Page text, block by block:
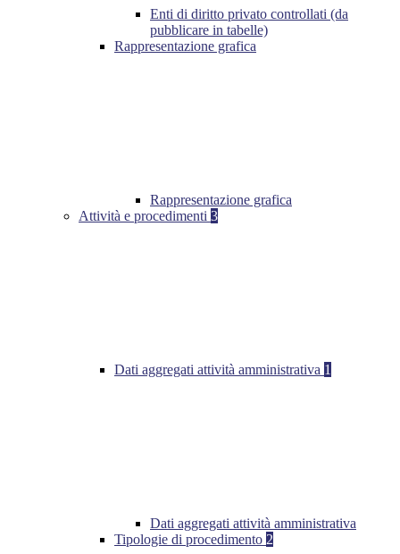
Enti di diritto privato controllati (da
pubblicare in tabelle)
Rappresentazione grafica
Rappresentazione grafica
Attività e procedimenti 3
Dati aggregati attività amministrativa 1
Dati aggregati attività amministrativa
Tipologie di procedimento 2